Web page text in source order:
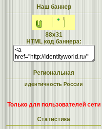
Наш баннер
88x31
HTML код баннера:
Региональная
идентичность России
Только для пользователей сети
Статистика